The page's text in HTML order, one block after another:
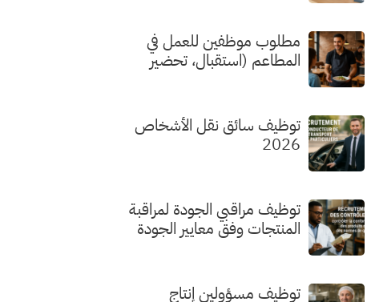
مطلوب موظفين للعمل في
المطاعم (استقبال، تحضير
توظيف سائق نقل الأشخاص
2026
توظيف مراقبي الجودة لمراقبة
المنتجات وفق معايير الجودة
توظيف مسؤولين إنتاج